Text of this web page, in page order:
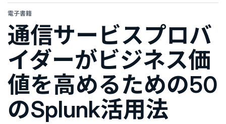
電子書籍
通信サービスプロバ
イダーがビジネス価
値を高めるための50
のSplunk活用法